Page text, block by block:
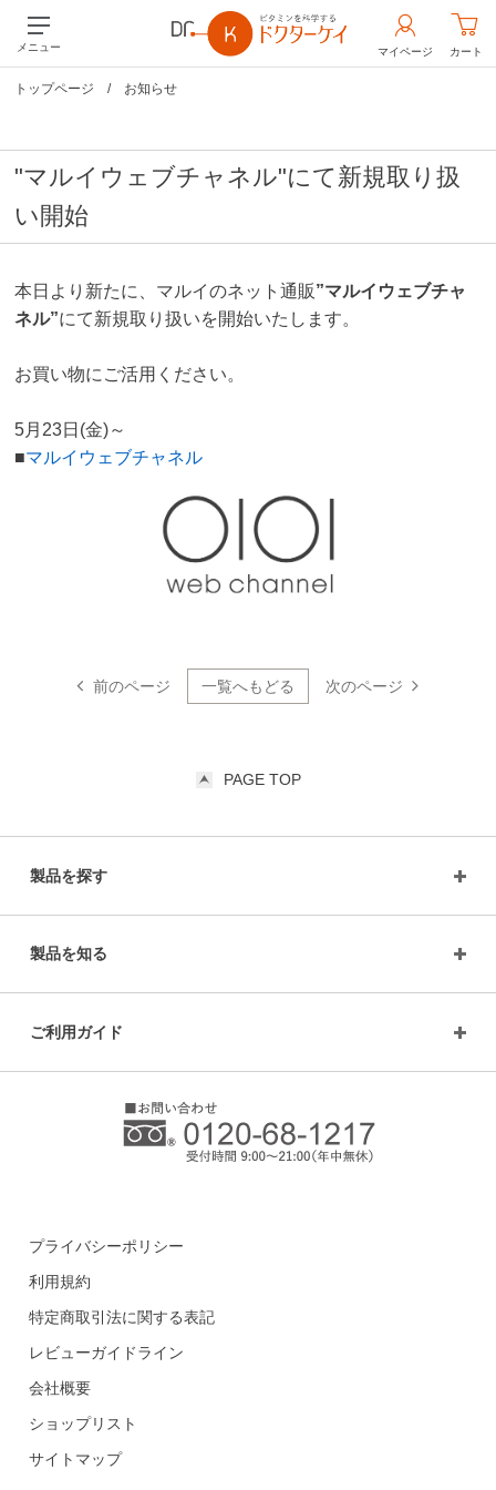
メニュー マイページ カート
トップページ / お知らせ
"マルイウェブチャネル"にて新規取り扱
い開始
本日より新たに、マルイのネット通販”マルイウェブチャ
ネル”にて新規取り扱いを開始いたします。
お買い物にご活用ください。
5月23日(金)～
■マルイウェブチャネル
前のページ 一覧へもどる 次のページ
PAGE TOP
製品を探す
製品を知る
ご利用ガイド
プライバシーポリシー
利用規約
特定商取引法に関する表記
レビューガイドライン
会社概要
ショップリスト
サイトマップ